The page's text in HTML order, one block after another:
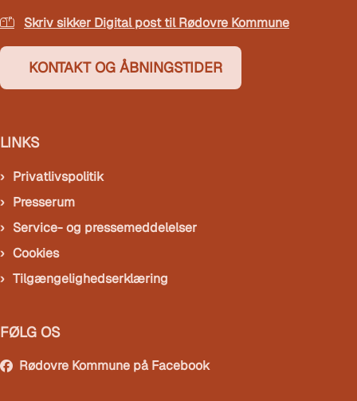
Skriv sikker Digital post til Rødovre Kommune
KONTAKT OG ÅBNINGSTIDER
LINKS
Privatlivspolitik
Presserum
Service- og pressemeddelelser
Cookies
Tilgængelighedserklæring
FØLG OS
Rødovre Kommune på Facebook